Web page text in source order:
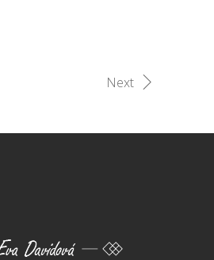
Next